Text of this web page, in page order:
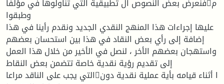
فنعرض بعض النصوص ال تّطبيقية التي تناولوها في مؤلفام
وطبقوا
عليها إجراءات هذا المنهج النقدي الجديد ونقدم رأينا في هذا
إضافة إلى رأي بعض النقاد في هذا بين استحسان بعضهم
واستهجان بعضهم الأخر ، لنصل في الأخير من خلال هذا العمل
إلى تقديم رؤية نقدية خاصة تتضمن بعض النقاط
التي يجب على الناقد مراعاا أثناء قيامه بأية عملية نقدية دون